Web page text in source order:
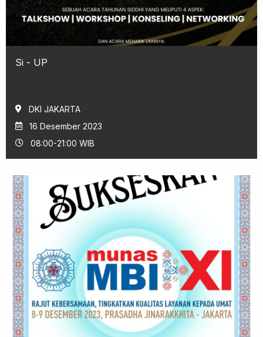
Si - UP
DKI JAKARTA
16 Desember 2023
08:00-21:00 WIB